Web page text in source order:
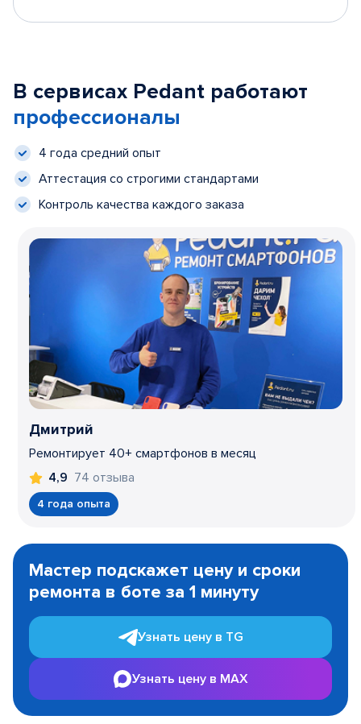
В сервисах Pedant работают
профессионалы
4 года средний опыт
Аттестация со строгими стандартами
Контроль качества каждого заказа
Дмитрий
Ремонтирует 40+ смартфонов в месяц
4,9 74 отзыва
4 года опыта
1
Мастер подскажет цену и сроки
ремонта в боте за 1 минуту
Узнать цену в TG
Узнать цену в MAX